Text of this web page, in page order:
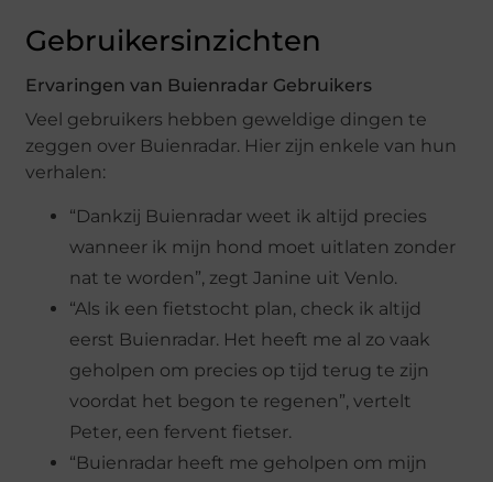
Gebruikersinzichten
Ervaringen van Buienradar Gebruikers
Veel gebruikers hebben geweldige dingen te
zeggen over Buienradar. Hier zijn enkele van hun
verhalen:
“Dankzij Buienradar weet ik altijd precies
wanneer ik mijn hond moet uitlaten zonder
nat te worden”, zegt Janine uit Venlo.
“Als ik een fietstocht plan, check ik altijd
eerst Buienradar. Het heeft me al zo vaak
geholpen om precies op tijd terug te zijn
voordat het begon te regenen”, vertelt
Peter, een fervent fietser.
“Buienradar heeft me geholpen om mijn